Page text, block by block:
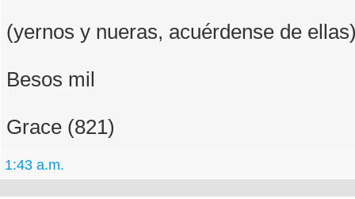
(yernos y nueras, acuérdense de
Besos mil
Grace (821)
1:43 a.m.